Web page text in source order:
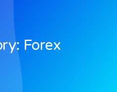
Forex